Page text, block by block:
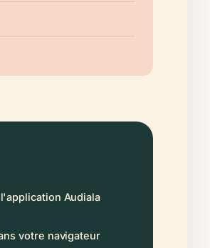
Audiala
votre navigateur